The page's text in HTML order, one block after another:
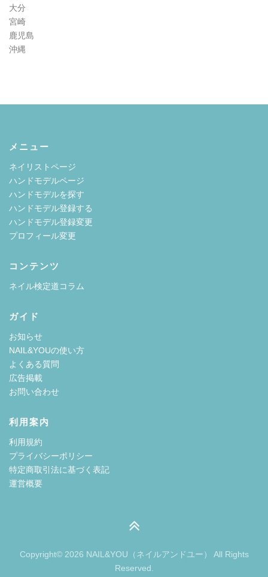
大分
宮崎
鹿児島
沖縄
メニュー
ネイリストページ
ハンドモデルページ
ハンドモデルを探す
ハンドモデル登録する
ハンドモデル登録変更
プロフィール変更
コンテンツ
ネイル検定道コラム
ガイド
お知らせ
NAIL&YOUの使い方
よくある質問
広告掲載
お問い合わせ
利用案内
利用規約
プライバシーポリシー
特定商取引法に基づく表記
運営概要
Copyright© 2026 NAIL&YOU（ネイルアンドユー） All Rights
Reserved.